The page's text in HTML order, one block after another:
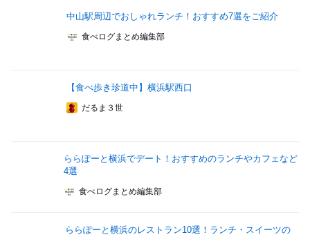
中山駅周辺でおしゃれランチ！おすすめ7選をご紹介
食べログまとめ編集部
【食べ歩き珍道中】横浜駅西口
だるま３世
ららぽーと横浜でデート！おすすめのランチやカフェなど
4選
食べログまとめ編集部
ららぽーと横浜のレストラン10選！ランチ・スイーツの